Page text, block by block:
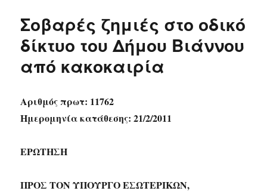
Σοβαρές ζημιές στο οδικό
δίκτυο του Δήμου Βιάννου
από κακοκαιρία
Αριθμός πρωτ: 11762
Ημερομηνία κατάθεσης: 21/2/2011
ΕΡΩΤΗΣΗ
ΠΡΟΣ ΤΟΝ ΥΠΟΥΡΓΟ ΕΣΩΤΕΡΙΚΩΝ,